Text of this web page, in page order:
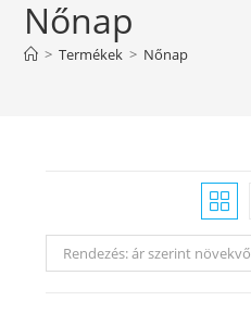
Nőnap
> Termékek > Nőnap
Rendezés: ár szerint növekvő